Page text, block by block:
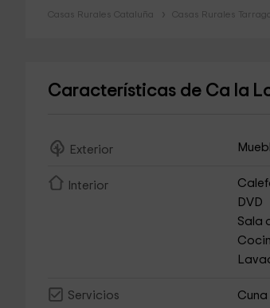
Casas Rurales Cataluña Casas Rurales
Características de Ca la
Exterior
Interior
DVD
Sala
Servicios